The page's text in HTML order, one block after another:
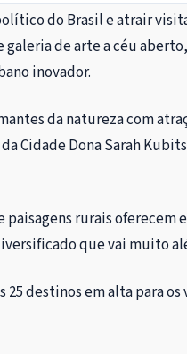
do Brasil e atrair
galeria de arte a céu
inovador.
da natureza com
Cidade Dona Sarah
paisagens rurais
que vai muito
destinos em alta para os